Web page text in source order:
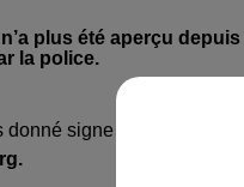
n’a plus été aperçu
la police.
donné signe de vie depuis